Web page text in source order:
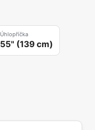
Úhlopříčka
55" (139 cm)